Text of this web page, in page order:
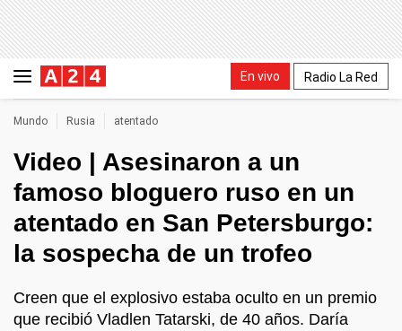
En vivo Radio La Red
Mundo Rusia atentado
Video | Asesinaron a un
famoso bloguero ruso en un
atentado en San Petersburgo:
la sospecha de un trofeo
Creen que el explosivo estaba oculto en un premio
que recibió Vladlen Tatarski, de 40 años. Daría